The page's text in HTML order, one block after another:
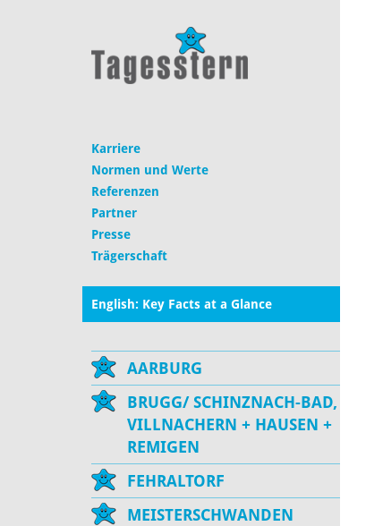
Karriere
Normen und Werte
Referenzen
Partner
Presse
Trägerschaft
English: Key Facts at a Glance
AARBURG
BRUGG/ SCHINZNACH-BAD,
VILLNACHERN + HAUSEN +
REMIGEN
FEHRALTORF
MEISTERSCHWANDEN